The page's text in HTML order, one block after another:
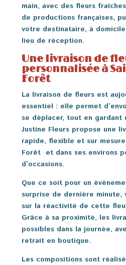
main, avec des fleurs
de productions françaises,
votre destinataire, à
lieu de réception.
Une livraison de
personnalisée à
Forêt
La livraison de fleurs est
essentiel : elle permet
se déplacer, tout en gardant
Justine Fleurs propose une
rapide, flexible et sur
Forêt et dans ses environs
d’occasions.
Que ce soit pour un
surprise de dernière minute,
sur la réactivité de cette
Grâce à sa proximité, les
possibles dans la journée,
retrait en boutique.
Les compositions sont